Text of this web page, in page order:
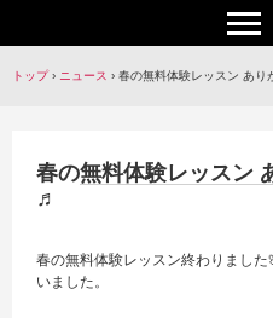
トップ › ニュース › 春の無料体験レッスン あり
春の無料体験レッスン
♬
春の無料体験レッスン終わりまし
いました。